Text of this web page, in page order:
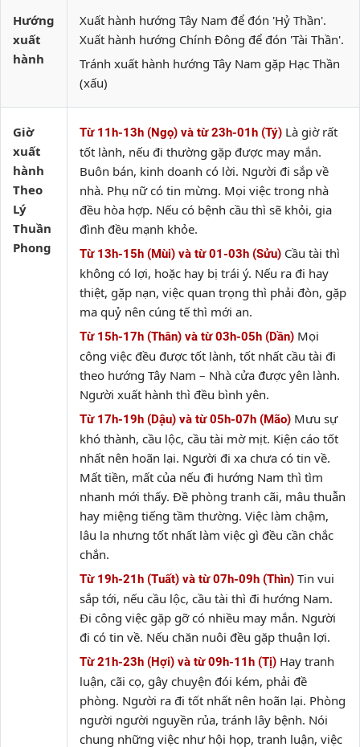
Hướng
xuất
hành
Xuất hành hướng Tây Nam để đón 'Hỷ Thần'.
Xuất hành hướng Chính Đông để đón 'Tài Thần'.
Tránh xuất hành hướng Tây Nam gặp Hạc Thần
(xấu)
Giờ
xuất
hành
Theo
Lý
Thuần
Phong
Từ 11h-13h (Ngọ) và từ 23h-01h (Tý) Là giờ rất
tốt lành, nếu đi thường gặp được may mắn.
Buôn bán, kinh doanh có lời. Người đi sắp về
nhà. Phụ nữ có tin mừng. Mọi việc trong nhà
đều hòa hợp. Nếu có bệnh cầu thì sẽ khỏi, gia
đình đều mạnh khỏe.
Từ 13h-15h (Mùi) và từ 01-03h (Sửu) Cầu tài thì
không có lợi, hoặc hay bị trái ý. Nếu ra đi hay
thiệt, gặp nạn, việc quan trọng thì phải đòn, gặp
ma quỷ nên cúng tế thì mới an.
Từ 15h-17h (Thân) và từ 03h-05h (Dần) Mọi
công việc đều được tốt lành, tốt nhất cầu tài đi
theo hướng Tây Nam – Nhà cửa được yên lành.
Người xuất hành thì đều bình yên.
Từ 17h-19h (Dậu) và từ 05h-07h (Mão) Mưu sự
khó thành, cầu lộc, cầu tài mờ mịt. Kiện cáo tốt
nhất nên hoãn lại. Người đi xa chưa có tin về.
Mất tiền, mất của nếu đi hướng Nam thì tìm
nhanh mới thấy. Đề phòng tranh cãi, mâu thuẫn
hay miệng tiếng tầm thường. Việc làm chậm,
lâu la nhưng tốt nhất làm việc gì đều cần chắc
chắn.
Từ 19h-21h (Tuất) và từ 07h-09h (Thìn) Tin vui
sắp tới, nếu cầu lộc, cầu tài thì đi hướng Nam.
Đi công việc gặp gỡ có nhiều may mắn. Người
đi có tin về. Nếu chăn nuôi đều gặp thuận lợi.
Từ 21h-23h (Hợi) và từ 09h-11h (Tị) Hay tranh
luận, cãi cọ, gây chuyện đói kém, phải đề
phòng. Người ra đi tốt nhất nên hoãn lại. Phòng
người người nguyền rủa, tránh lây bệnh. Nói
chung những việc như hội họp, tranh luận, việc